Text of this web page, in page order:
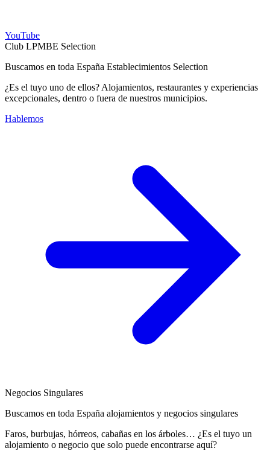
YouTube
Club LPMBE Selection
Buscamos en toda España Establecimientos Selection
¿Es el tuyo uno de ellos? Alojamientos, restaurantes y experiencias
excepcionales, dentro o fuera de nuestros municipios.
Hablemos
Negocios Singulares
Buscamos en toda España alojamientos y negocios singulares
Faros, burbujas, hórreos, cabañas en los árboles… ¿Es el tuyo un
alojamiento o negocio que solo puede encontrarse aquí?